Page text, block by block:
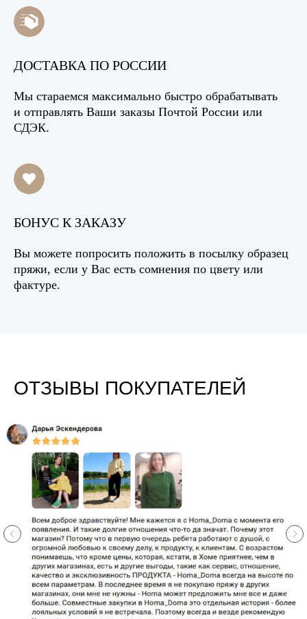
ДОСТАВКА ПО РОССИИ
Мы стараемся максимально быстро обрабатывать
и отправлять Ваши заказы Почтой России или
СДЭК.
БОНУС К ЗАКАЗУ
Вы можете попросить положить в посылку образец
пряжи, если у Вас есть сомнения по цвету или
фактуре.
ОТЗЫВЫ ПОКУПАТЕЛЕЙ